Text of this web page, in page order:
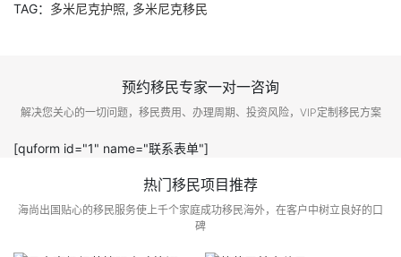
TAG： 多米尼克护照, 多米尼克移民
预约移民专家一对一咨询
解决您关心的一切问题，移民费用、办理周期、投资风险，VIP定制移民方案
[quform id="1" name="联系表单"]
热门移民项目推荐
海尚出国贴心的移民服务使上千个家庭成功移民海外，在客户中树立良好的口
碑